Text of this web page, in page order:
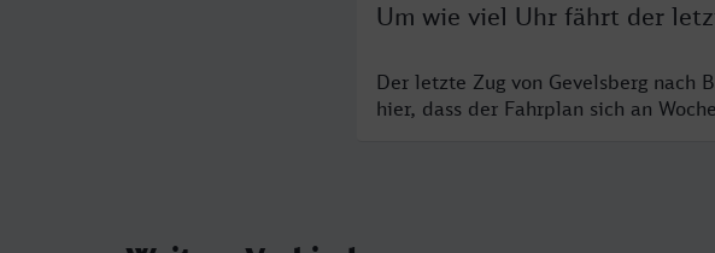
Um wie viel Uhr fährt der
Der letzte Zug von Gevelsberg nach
hier, dass der Fahrplan sich an